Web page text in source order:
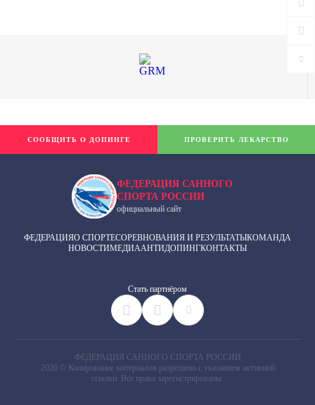
ФЕДЕРАЦИЯ САННОГО
СПОРТА РОССИИ
официальный сайт
ФЕДЕРАЦИЯО СПОРТЕСОРЕВНОВАНИЯ И РЕЗУЛЬТАТЫКОМАНДА
НОВОСТИМЕДИААНТИДОПИНГКОНТАКТЫ
Cтать партнёром
СООБЩИТЬ О ДОПИНГЕ ПРОВЕРИТЬ ЛЕКАРСТВО
ФЕДЕРАЦИЯ САННОГО СПОРТА РОССИИ
2026 © Копирование материалов разрешено с указанием активной
ссылки. Все права зарегистрированы.